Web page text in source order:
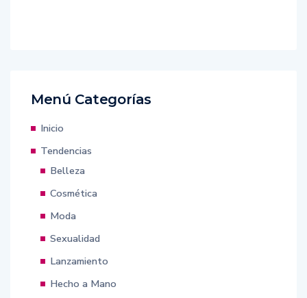
Menú Categorías
Inicio
Tendencias
Belleza
Cosmética
Moda
Sexualidad
Lanzamiento
Hecho a Mano